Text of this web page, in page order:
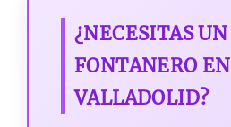
¿NECESITAS UN
FONTANERO EN
VALLADOLID?